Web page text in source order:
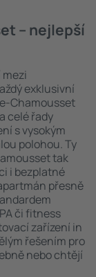
– nejlepší
exklusivní
Chamousset
celé řady
s vysokým
polohou. Ty
tak
i bezplatné
přesně
či fitness
zařízení in
řešením pro
nebo chtějí